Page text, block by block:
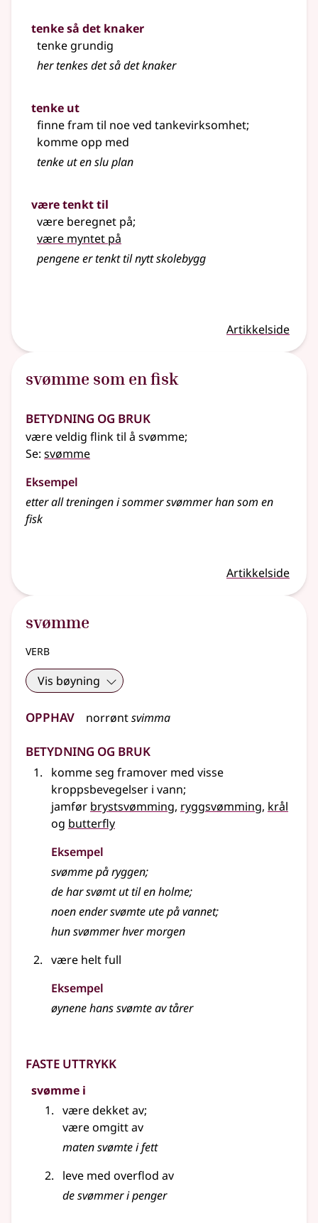
tenke så det knaker
tenke grundig
her tenkes det så det knaker
tenke ut
finne fram til noe ved tankevirksomhet;
komme opp med
tenke ut en slu plan
være tenkt til
være beregnet på;
være myntet på
pengene er tenkt til nytt skolebygg
Artikkelside
svømme som en fisk
Betydning og bruk
være veldig flink til å svømme;
Se: svømme
Eksempel
etter all treningen i sommersvømmerhan som en
fisk
Artikkelside
svømme
verb
Vis bøyning
Opphav norrøntsvimma
Betydning og bruk
komme seg framover med visse
kroppsbevegelser i vann;
jamfør brystsvømming, ryggsvømming, krål
og butterfly
Eksempel
svømmepå ryggen;
de har svømt ut til en holme;
noen ender svømte ute på vannet;
hun svømmer hver morgen
være helt full
Eksempel
øynene hans svømte av tårer
Faste uttrykk
svømme i
være dekket av;
være omgitt av
maten svømte i fett
leve med overflod av
desvømmeri penger